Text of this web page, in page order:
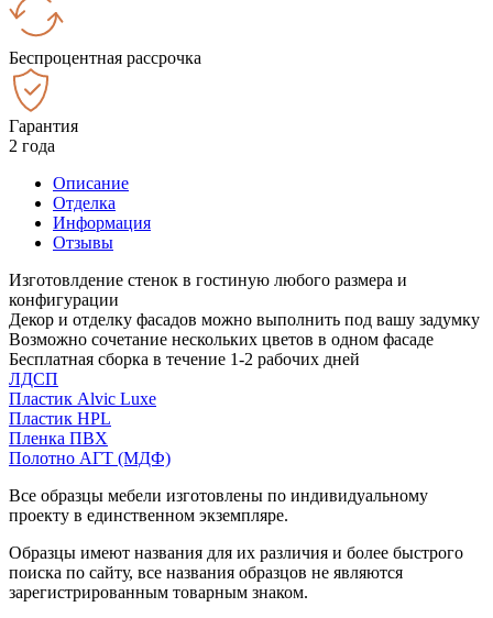
Беспроцентная рассрочка
Гарантия
2 года
Описание
Отделка
Информация
Отзывы
Изготовлдение стенок в гостиную любого размера и
конфигурации
Декор и отделку фасадов можно выполнить под вашу задумку
Возможно сочетание нескольких цветов в одном фасаде
Бесплатная сборка в течение 1-2 рабочих дней
ЛДСП
Пластик Alvic Luxe
Пластик HPL
Пленка ПВХ
Полотно АГТ (МДФ)
Все образцы мебели изготовлены по индивидуальному
проекту в единственном экземпляре.
Образцы имеют названия для их различия и более быстрого
поиска по сайту, все названия образцов не являются
зарегистрированным товарным знаком.